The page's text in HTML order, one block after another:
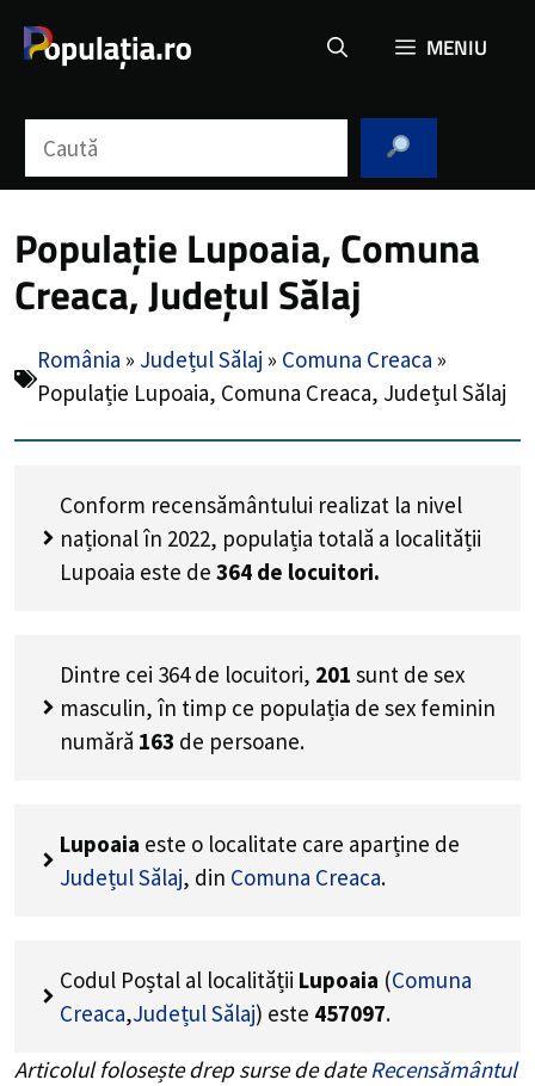
MENIU
Populație Lupoaia, Comuna
Creaca, Județul Sălaj
România » Județul Sălaj » Comuna Creaca »
Populație Lupoaia, Comuna Creaca, Județul Sălaj
Conform recensământului realizat la nivel
național în 2022, populația totală a localității
Lupoaia este de 364 de locuitori.
Dintre cei 364 de locuitori, 201 sunt de sex
masculin, în timp ce populația de sex feminin
numără 163 de persoane.
Lupoaia este o localitate care aparține de
Județul Sălaj, din Comuna Creaca.
Codul Poștal al localității Lupoaia (Comuna
Creaca,Județul Sălaj) este 457097.
Articolul folosește drep surse de dateRecensământul